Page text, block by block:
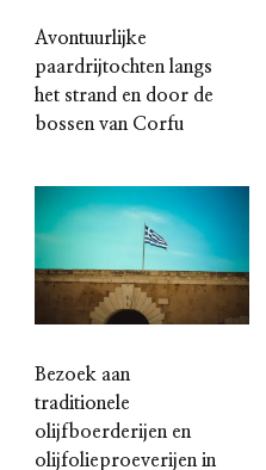
Avontuurlijke
paardrijtochten langs
het strand en door de
bossen van Corfu
Bezoek aan
traditionele
olijfboerderijen en
olijfolieproeverijen in